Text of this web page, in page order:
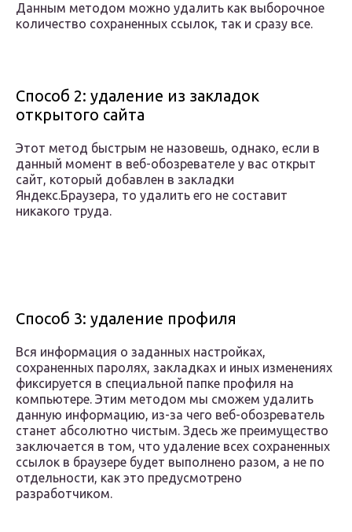
Данным методом можно удалить как выборочное
количество сохраненных ссылок, так и сразу все.
Способ 2: удаление из закладок
открытого сайта
Этот метод быстрым не назовешь, однако, если в
данный момент в веб-обозревателе у вас открыт
сайт, который добавлен в закладки
Яндекс.Браузера, то удалить его не составит
никакого труда.
Способ 3: удаление профиля
Вся информация о заданных настройках,
сохраненных паролях, закладках и иных изменениях
фиксируется в специальной папке профиля на
компьютере. Этим методом мы сможем удалить
данную информацию, из-за чего веб-обозреватель
станет абсолютно чистым. Здесь же преимущество
заключается в том, что удаление всех сохраненных
ссылок в браузере будет выполнено разом, а не по
отдельности, как это предусмотрено
разработчиком.